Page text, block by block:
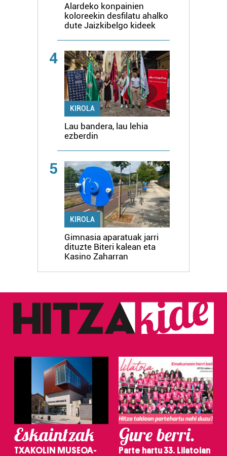
Alardeko konpainien
koloreekin desfilatu ahalko
dute Jaizkibelgo kideek
4
KIROLA
Lau bandera, lau lehia
ezberdin
5
KIROLA
Gimnasia aparatuak jarri
dituzte Biteri kalean eta
Kasino Zaharran
Eskaintzak
TXAKOLIN MUSEOA-
Gure berri.
Parte hartu 33. Lilatoian